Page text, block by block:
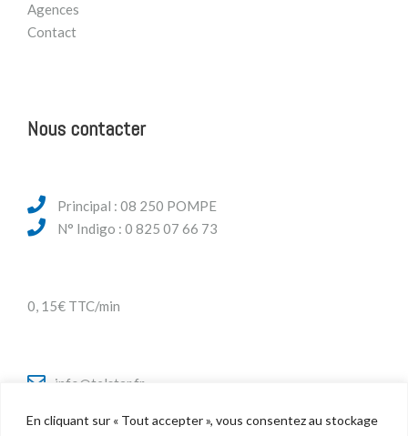
En cliquant sur « Tout accepter », vous consentez au stockage
Agences
Contact
Nous contacter
Principal : 08 250 POMPE
N° Indigo : 0 825 07 66 73
0, 15€ TTC/min
info@telstar.fr